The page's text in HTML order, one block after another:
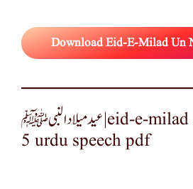
Download Eid-E-Milad Un
عید میلاد النبی ﷺ|eid-e-milad un nabi(pbuh)
5 urdu speech pdf